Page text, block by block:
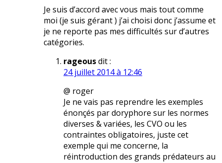
Je suis d’accord avec vous mais tout comme
moi (je suis gérant ) j’ai choisi donc j’assume et
je ne reporte pas mes difficultés sur d’autres
catégories.
rageousdit :
24 juillet 2014 à 12:46
@ roger
Je ne vais pas reprendre les exemples
énonçés par doryphore sur les normes
diverses & variées, les CVO ou les
contraintes obligatoires, juste cet
exemple qui me concerne, la
réintroduction des grands prédateurs au